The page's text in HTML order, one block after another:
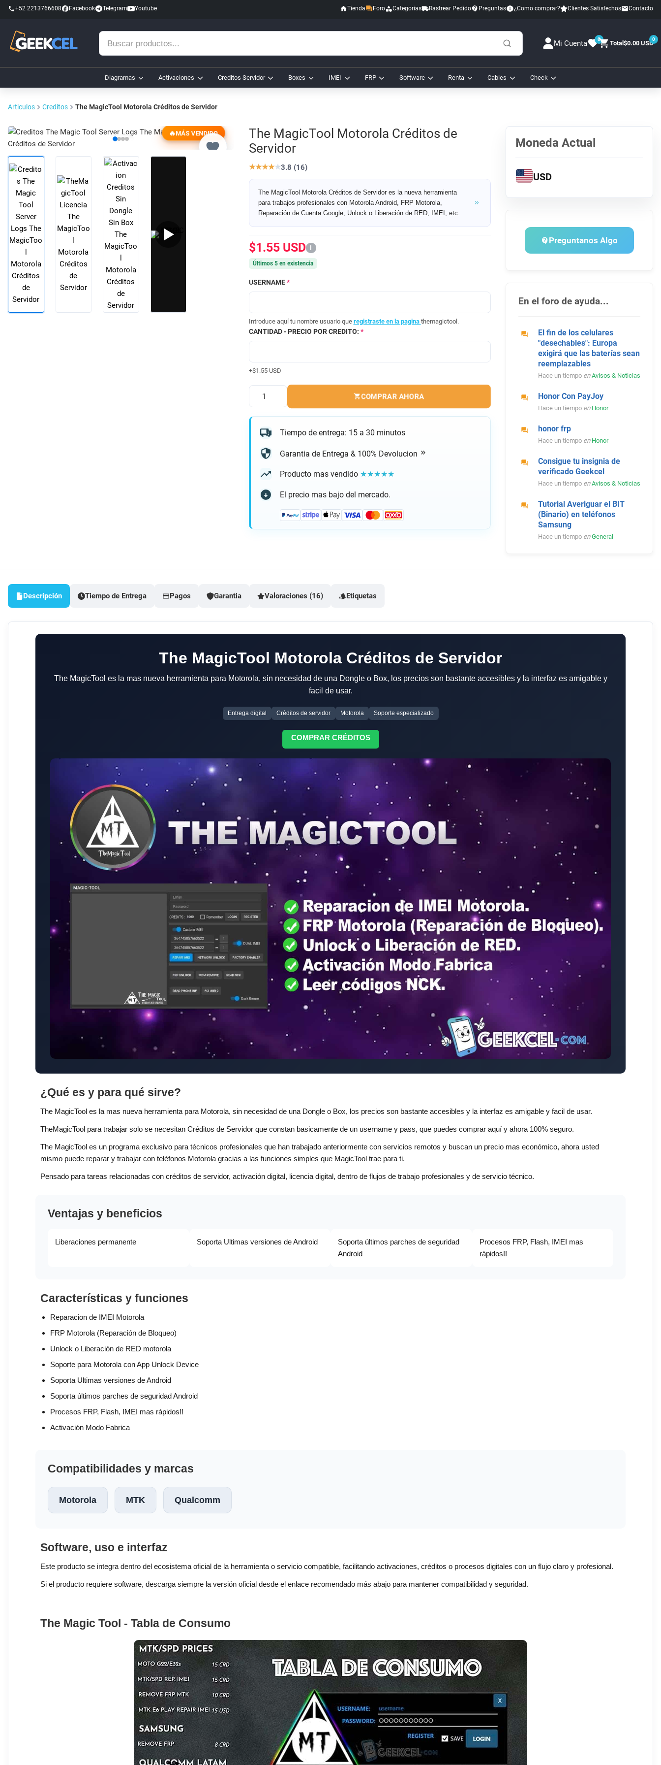
+52 2213766608 Facebook Telegram Youtube Tienda Foro Categorias Rastrear Pedido Preguntas ¿Como comprar? Clientes Satisfechos Contacto
Buscar
productos...
Mi Cuenta 0 Total$0.00 USD0
Diagramas Activaciones Creditos Servidor Boxes IMEI FRP Software Renta Cables Check
Articulos Creditos The MagicTool Motorola Créditos de Servidor
MÁS VENDIDO
The MagicTool Motorola Créditos de
Servidor
★★★★★3.8 (16)
The MagicTool Motorola Créditos de Servidor es la nueva herramienta
para trabajos profesionales con Motorola Android, FRP Motorola,
Reparación de Cuenta Google, Unlock o Liberación de RED, IMEI, etc.
$1.55 USD i
Últimos 5 en existencia
USERNAME *
Introduce aquí tu nombre usuario que registraste en la pagina themagictool.
CANTIDAD - PRECIO POR CREDITO: *
+$1.55 USD
Cantidad
COMPRAR AHORA
Tiempo de entrega: 15 a 30 minutos
Garantia de Entrega & 100% Devolucion
Producto mas vendido ★★★★★
El precio mas bajo del mercado.
Moneda Actual
USD
Preguntanos Algo
En el foro de ayuda...
El fin de los celulares
"desechables": Europa
exigirá que las baterías sean
reemplazables
Hace un tiempo enAvisos & Noticias
Honor Con PayJoy
Hace un tiempo en Honor
honor frp
Hace un tiempo en Honor
Consigue tu insignia de
verificado Geekcel
Hace un tiempo enAvisos & Noticias
Tutorial Averiguar el BIT
(Binario) en teléfonos
Samsung
Hace un tiempo enGeneral
Descripción Tiempo de Entrega Pagos Garantia Valoraciones (16) Etiquetas
The MagicTool Motorola Créditos de Servidor
The MagicTool es la mas nueva herramienta para Motorola, sin necesidad de una Dongle o Box, los precios son bastante accesibles y la interfaz es amigable y
facil de usar.
Entrega digital Créditos de servidor Motorola Soporte especializado
COMPRAR CRÉDITOS
¿Qué es y para qué sirve?
The MagicTool es la mas nueva herramienta para Motorola, sin necesidad de una Dongle o Box, los precios son bastante accesibles y la interfaz es amigable y facil de usar.
TheMagicTool para trabajar solo se necesitan Créditos de Servidor que constan basicamente de un username y pass, que puedes comprar aquí y ahora 100% seguro.
The MagicTool es un programa exclusivo para técnicos profesionales que han trabajado anteriormente con servicios remotos y buscan un precio mas económico, ahora usted
mismo puede reparar y trabajar con teléfonos Motorola gracias a las funciones simples que MagicTool trae para ti.
Pensado para tareas relacionadas con créditos de servidor, activación digital, licencia digital, dentro de flujos de trabajo profesionales y de servicio técnico.
Ventajas y beneficios
Liberaciones permanente Soporta Ultimas versiones de Android
Soporta últimos parches de seguridad
Android
Procesos FRP, Flash, IMEI mas
rápidos!!
Características y funciones
Reparacion de IMEI Motorola
FRP Motorola (Reparación de Bloqueo)
Unlock o Liberación de RED motorola
Soporte para Motorola con App Unlock Device
Soporta Ultimas versiones de Android
Soporta últimos parches de seguridad Android
Procesos FRP, Flash, IMEI mas rápidos!!
Activación Modo Fabrica
Compatibilidades y marcas
Motorola MTK Qualcomm
Software, uso e interfaz
Este producto se integra dentro del ecosistema oficial de la herramienta o servicio compatible, facilitando activaciones, créditos o procesos digitales con un flujo claro y profesional.
Si el producto requiere software, descarga siempre la versión oficial desde el enlace recomendado más abajo para mantener compatibilidad y seguridad.
The Magic Tool - Tabla de Consumo